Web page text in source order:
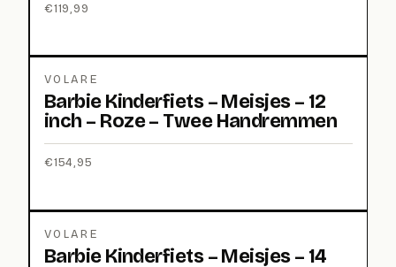
€119,99
VOLARE
Barbie Kinderfiets – Meisjes – 12
inch – Roze – Twee Handremmen
€154,95
VOLARE
Barbie Kinderfiets – Meisjes – 14